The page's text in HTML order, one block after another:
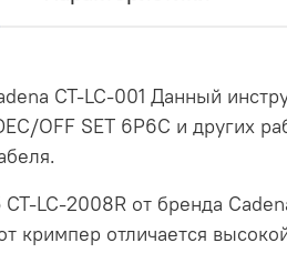
CT-LC-001 Данный
OFF SET 6P6C и других
LC-2008R от бренда
кримпер отличается